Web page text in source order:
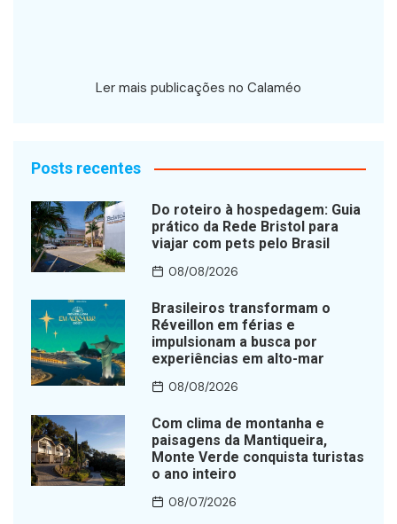
Ler mais publicações no Calaméo
Posts recentes
Do roteiro à hospedagem: Guia
prático da Rede Bristol para
viajar com pets pelo Brasil
08/08/2026
Brasileiros transformam o
Réveillon em férias e
impulsionam a busca por
experiências em alto-mar
08/08/2026
Com clima de montanha e
paisagens da Mantiqueira,
Monte Verde conquista turistas
o ano inteiro
08/07/2026